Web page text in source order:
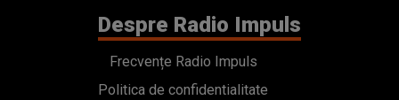
Despre Radio Impuls
Frecvențe Radio Impuls
Politica de confidentialitate